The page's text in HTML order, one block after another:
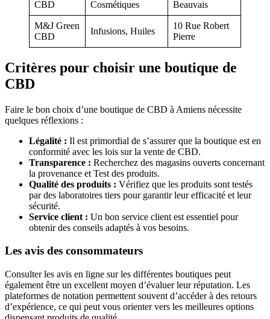
CBD Cosmétiques Beauvais
M&J Green
CBD
Infusions, Huiles
10 Rue Robert
Pierre
Critères pour choisir une boutique de
CBD
Faire le bon choix d’une boutique de CBD à Amiens nécessite
quelques réflexions :
Légalité : Il est primordial de s’assurer que la boutique est en
conformité avec les lois sur la vente de CBD.
Transparence : Recherchez des magasins ouverts concernant
la provenance et Test des produits.
Qualité des produits : Vérifiez que les produits sont testés
par des laboratoires tiers pour garantir leur efficacité et leur
sécurité.
Service client : Un bon service client est essentiel pour
obtenir des conseils adaptés à vos besoins.
Les avis des consommateurs
Consulter les avis en ligne sur les différentes boutiques peut
également être un excellent moyen d’évaluer leur réputation. Les
plateformes de notation permettent souvent d’accéder à des retours
d’expérience, ce qui peut vous orienter vers les meilleures options